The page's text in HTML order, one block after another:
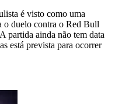
é visto como uma
o duelo contra o Red Bull
partida ainda não tem data
está prevista para ocorrer